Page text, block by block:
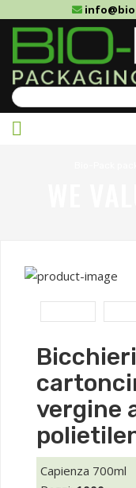
vergine
Capienza 700ml